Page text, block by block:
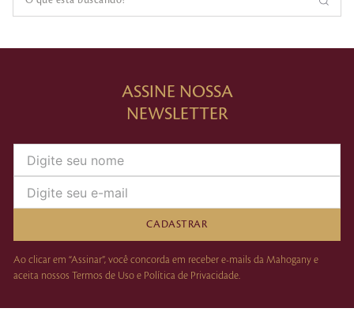
ASSINE NOSSA
NEWSLETTER
CADASTRAR
Ao clicar em “Assinar”, você concorda em receber e-mails da Mahogany e
aceita nossos Termos de Uso e Política de Privacidade.